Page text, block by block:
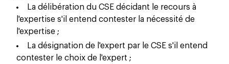
La délibération du CSE décidant le recours à
l'expertise s'il entend contester la nécessité de
l'expertise ;
La désignation de l'expert par le CSE s'il entend
contester le choix de l'expert ;